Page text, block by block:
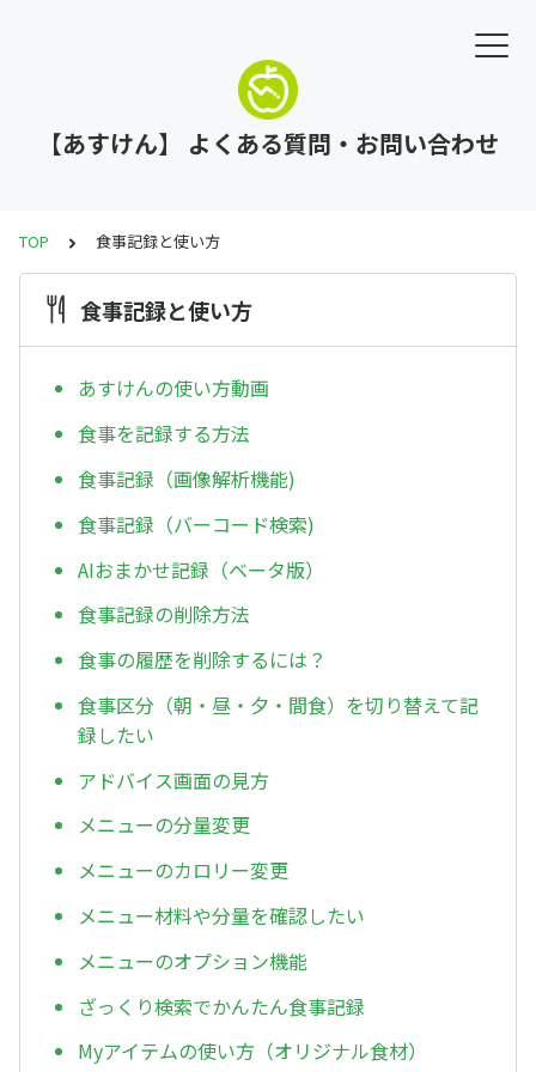
【あすけん】 よくある質問・お問い合わせ
TOP 食事記録と使い方
食事記録と使い方
あすけんの使い方動画
食事を記録する方法
食事記録（画像解析機能)
食事記録（バーコード検索)
AIおまかせ記録（ベータ版）
食事記録の削除方法
食事の履歴を削除するには？
食事区分（朝・昼・夕・間食）を切り替えて記
録したい
アドバイス画面の見方
メニューの分量変更
メニューのカロリー変更
メニュー材料や分量を確認したい
メニューのオプション機能
ざっくり検索でかんたん食事記録
Myアイテムの使い方（オリジナル食材）